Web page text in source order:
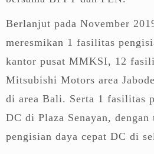
Berlanjut pada November
meresmikan 1 fasilitas
kantor pusat MMKSI, 12
Mitsubishi Motors area
di area Bali. Serta 1 fasilitas
DC di Plaza Senayan,
pengisian daya cepat DC di